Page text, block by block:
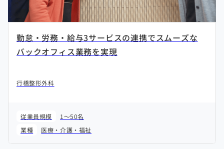
勤怠・労務・給与3サービスの連携でスムーズな
バックオフィス業務を実現
行橋整形外科
従業員規模
1～50名
業種
医療・介護・福祉